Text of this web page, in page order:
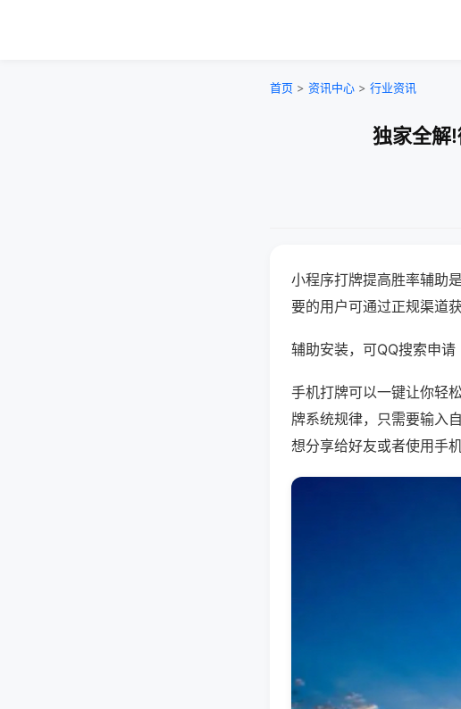
首页 > 资讯中心 > 行业资讯
独家全解
小程序打牌提高胜率辅助
要的用户可通过正规渠道获
辅助安装，可QQ搜索申
手机打牌可以一键让你轻
牌系统规律，只需要输入
想分享给好友或者使用手